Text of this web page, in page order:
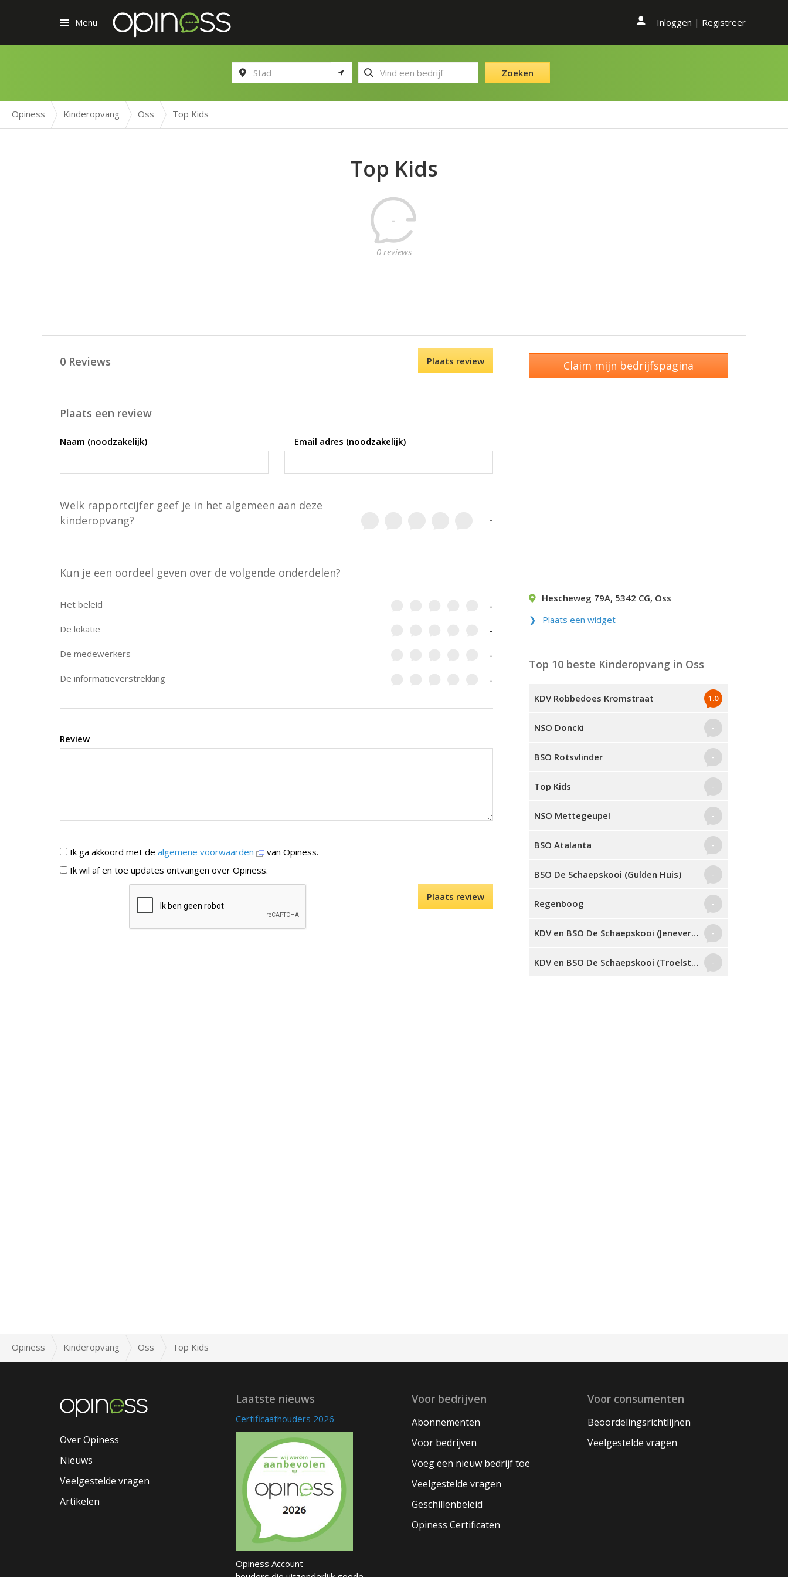
Menu Inloggen | Registreer
Zoeken
Opiness Kinderopvang Oss Top Kids
Top Kids
-
0 reviews
0 Reviews Plaats review
Plaats een review
Naam (noodzakelijk) Email adres (noodzakelijk)
Welk rapportcijfer geef je in het algemeen aan deze
kinderopvang?
-
Kun je een oordeel geven over de volgende onderdelen?
Het beleid
-
De lokatie
-
De medewerkers
-
De informatieverstrekking
-
Review
Ik ga akkoord met de algemene voorwaarden
van Opiness.
Ik wil af en toe updates ontvangen over Opiness.
Claim mijn bedrijfspagina
Hescheweg 79A, 5342 CG, Oss
Plaats een widget
Top 10 beste Kinderopvang in Oss
KDV Robbedoes Kromstraat 1.0
NSO Doncki -
BSO Rotsvlinder -
Top Kids -
NSO Mettegeupel -
BSO Atalanta -
BSO De Schaepskooi (Gulden Huis) -
Regenboog -
KDV en BSO De Schaepskooi (Jeneverbes) -
KDV en BSO De Schaepskooi (Troelstrastraat) -
Opiness Kinderopvang Oss Top Kids
Over Opiness
Nieuws
Veelgestelde vragen
Artikelen
Laatste nieuws
Certificaathouders 2026
Opiness Account
Voor bedrijven
Abonnementen
Voor bedrijven
Voeg een nieuw bedrijf toe
Veelgestelde vragen
Geschillenbeleid
Opiness Certificaten
Voor consumenten
Beoordelingsrichtlijnen
Veelgestelde vragen